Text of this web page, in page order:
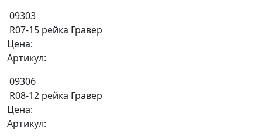
09303
R07-15 рейка Гравер
Цена:
Артикул:
09306
R08-12 рейка Гравер
Цена:
Артикул: